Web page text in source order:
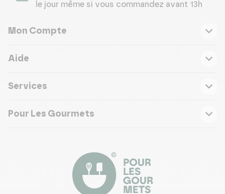
le jour même si vous commandez avant 13h
Mon Compte
Aide
Services
Pour Les Gourmets